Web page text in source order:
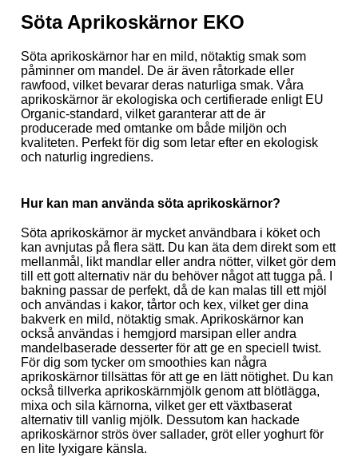
Söta Aprikoskärnor EKO
Söta aprikoskärnor har en mild, nötaktig smak som
påminner om mandel. De är även råtorkade eller
rawfood, vilket bevarar deras naturliga smak. Våra
aprikoskärnor är ekologiska och certifierade enligt EU
Organic-standard, vilket garanterar att de är
producerade med omtanke om både miljön och
kvaliteten. Perfekt för dig som letar efter en ekologisk
och naturlig ingrediens.
Hur kan man använda söta aprikoskärnor?
Söta aprikoskärnor är mycket användbara i köket och
kan avnjutas på flera sätt. Du kan äta dem direkt som ett
mellanmål, likt mandlar eller andra nötter, vilket gör dem
till ett gott alternativ när du behöver något att tugga på. I
bakning passar de perfekt, då de kan malas till ett mjöl
och användas i kakor, tårtor och kex, vilket ger dina
bakverk en mild, nötaktig smak. Aprikoskärnor kan
också användas i hemgjord marsipan eller andra
mandelbaserade desserter för att ge en speciell twist.
För dig som tycker om smoothies kan några
aprikoskärnor tillsättas för att ge en lätt nötighet. Du kan
också tillverka aprikoskärnmjölk genom att blötlägga,
mixa och sila kärnorna, vilket ger ett växtbaserat
alternativ till vanlig mjölk. Dessutom kan hackade
aprikoskärnor strös över sallader, gröt eller yoghurt för
en lite lyxigare känsla.